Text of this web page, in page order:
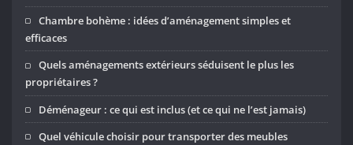
Chambre bohème : idées d’aménagement simples et
efficaces
Quels aménagements extérieurs séduisent le plus les
propriétaires ?
Déménageur : ce qui est inclus (et ce qui ne l’est jamais)
Quel véhicule choisir pour transporter des meubles